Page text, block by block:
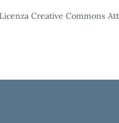
Creative Commons